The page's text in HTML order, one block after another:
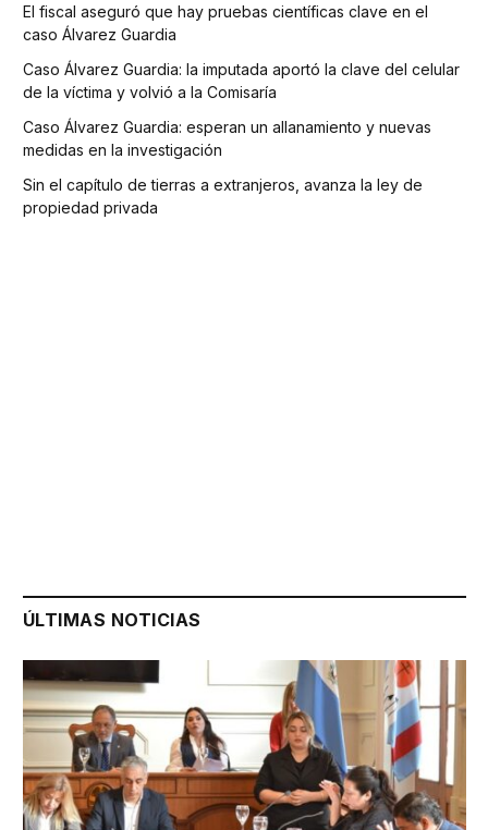
El fiscal aseguró que hay pruebas científicas clave en el
caso Álvarez Guardia
Caso Álvarez Guardia: la imputada aportó la clave del celular
de la víctima y volvió a la Comisaría
Caso Álvarez Guardia: esperan un allanamiento y nuevas
medidas en la investigación
Sin el capítulo de tierras a extranjeros, avanza la ley de
propiedad privada
ÚLTIMAS NOTICIAS